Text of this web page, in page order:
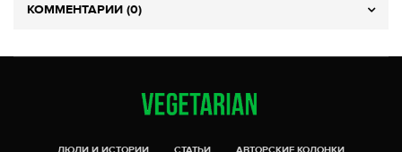
КОММЕНТАРИИ (0)
ЛЮДИ И ИСТОРИИ СТАТЬИ АВТОРСКИЕ КОЛОНКИ